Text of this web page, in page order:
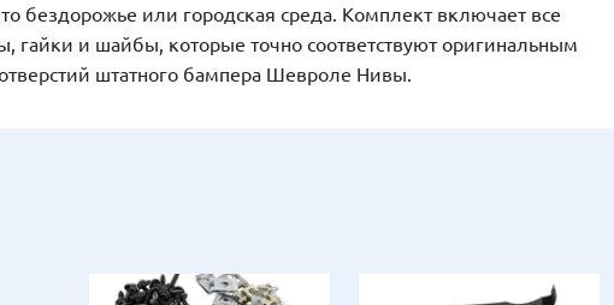
бездорожье или городская среда. Комплект включает все
гайки и шайбы, которые точно соответствуют оригинальным
штатного бампера Шевроле Нивы.